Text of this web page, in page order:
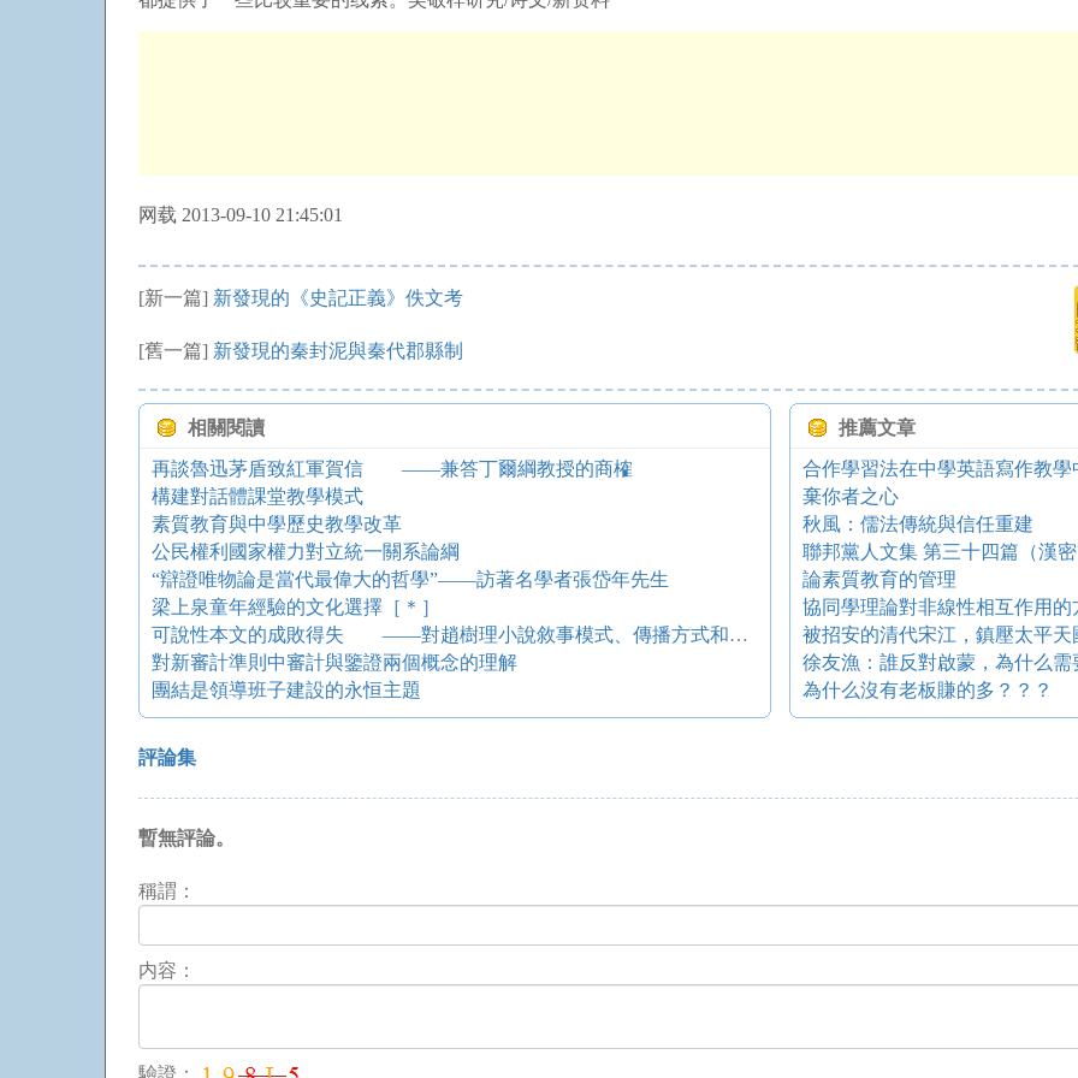
网载 2013-09-10 21:45:01
[新一篇] 新發現的《史記正義》佚文考
[舊一篇] 新發現的秦封泥與秦代郡縣制
相關閱讀
再談魯迅茅盾致紅軍賀信 ——兼答丁爾綱教授的商榷
構建對話體課堂教學模式
素質教育與中學歷史教學改革
公民權利國家權力對立統一關系論綱
“辯證唯物論是當代最偉大的哲學”——訪著名學者張岱年先生
梁上泉童年經驗的文化選擇［＊］
可說性本文的成敗得失 ——對趙樹理小說敘事模式、傳播方式和接受圖式的再思考
對新審計準則中審計與鑒證兩個概念的理解
團結是領導班子建設的永恒主題
推薦文章
合作學習法在中學英語寫作教學
棄你者之心
秋風：儒法傳統與信任重建
聯邦黨人文集 第三十四篇（漢
論素質教育的管理
協同學理論對非線性相互作用的
被招安的清代宋江，鎮壓太平天
徐友漁：誰反對啟蒙，為什么需
為什么沒有老板賺的多？？？
評論集
暫無評論。
稱謂：
内容：
驗證：